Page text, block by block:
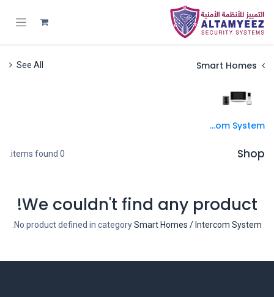
Smart Homes
See All
Intercom System
Shop
0 items found.
We couldn't find any product!
No product defined in categorySmart Homes / Intercom System